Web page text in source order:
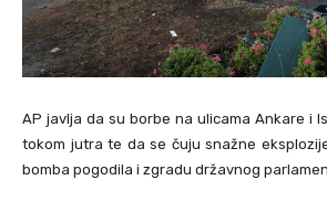
AP javlja da su borbe na ulicama Ankare i
tokom jutra te da se čuju snažne
bomba pogodila i zgradu državnog